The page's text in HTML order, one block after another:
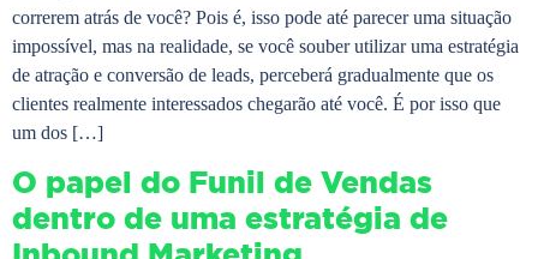
correrem atrás de você? Pois é, isso pode até parecer uma situação
impossível, mas na realidade, se você souber utilizar uma estratégia
de atração e conversão de leads, perceberá gradualmente que os
clientes realmente interessados chegarão até você. É por isso que
um dos […]
O papel do Funil de Vendas
dentro de uma estratégia de